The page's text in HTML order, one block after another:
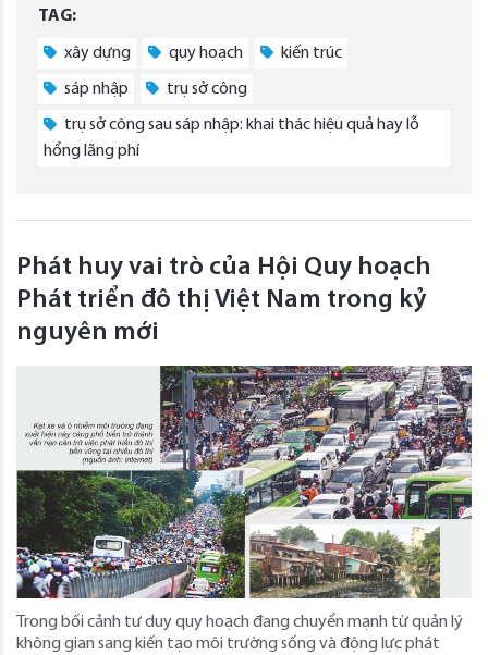
TAG:
xây dựng quy hoạch kiến trúc
sáp nhập trụ sở công
trụ sở công sau sáp nhập: khai thác hiệu quả hay lỗ
hổng lãng phí
Phát huy vai trò của Hội Quy hoạch
Phát triển đô thị Việt Nam trong kỷ
nguyên mới
Trong bối cảnh tư duy quy hoạch đang chuyển mạnh từ quản lý
không gian sang kiến tạo môi trường sống và động lực phát